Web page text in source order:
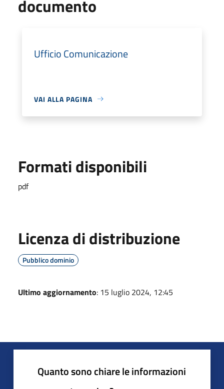
documento
Ufficio Comunicazione
VAI ALLA PAGINA
Formati disponibili
pdf
Licenza di distribuzione
Pubblico dominio
Ultimo aggiornamento: 15 luglio 2024, 12:45
Quanto sono chiare le informazioni